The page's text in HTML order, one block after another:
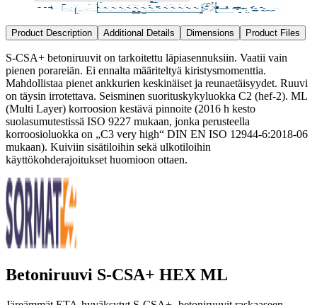
Product Description Additional Details Dimensions Product Files
S-CSA+ betoniruuvit on tarkoitettu läpiasennuksiin. Vaatii vain
pienen porareiän. Ei ennalta määriteltyä kiristysmomenttia.
Mahdollistaa pienet ankkurien keskinäiset ja reunaetäisyydet. Ruuvi
on täysin irrotettava. Seisminen suorituskykyluokka C2 (hef-2). ML
(Multi Layer) korroosion kestävä pinnoite (2016 h kesto
suolasumutestissä ISO 9227 mukaan, jonka perusteella
korroosioluokka on „C3 very high“ DIN EN ISO 12944-6:2018-06
mukaan). Kuiviin sisätiloihin sekä ulkotiloihin
käyttökohderajoitukset huomioon ottaen.
Betoniruuvi S-CSA+ HEX ML